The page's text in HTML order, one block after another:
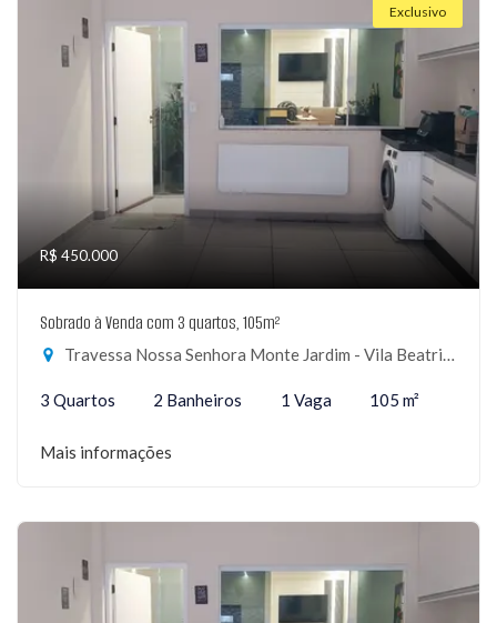
Exclusivo
R$ 450.000
Sobrado à Venda com 3 quartos, 105m²
Travessa Nossa Senhora Monte Jardim - Vila Beatriz, São Paulo-SP
3 Quartos 2 Banheiros 1 Vaga 105 m²
Mais informações